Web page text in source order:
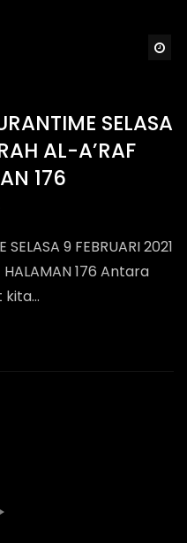
SELASA
AL-A’RAF
176
9 FEBRUARI 2021
HALAMAN 176 Antara